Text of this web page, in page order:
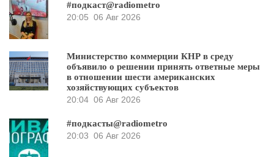
#подкаст@radiometro
20:05 06 Авг 2026
Министерство коммерции КНР в среду
объявило о решении принять ответные меры
в отношении шести американских
хозяйствующих субъектов
20:04 06 Авг 2026
#подкасты@radiometro
20:03 06 Авг 2026